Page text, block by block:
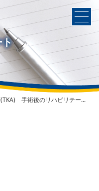
ト
手術後のリハビリテー...